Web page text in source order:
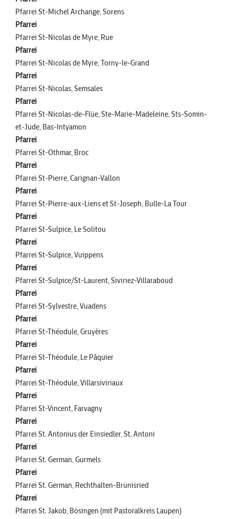
Pfarrei St-Michel Archange, Sorens
Pfarrei
Pfarrei St-Nicolas de Myre, Rue
Pfarrei
Pfarrei St-Nicolas de Myre, Torny-le-Grand
Pfarrei
Pfarrei St-Nicolas, Semsales
Pfarrei
Pfarrei St-Nicolas-de-Flüe, Ste-Marie-Madeleine, Sts-Somin-
et-Jude, Bas-Intyamon
Pfarrei
Pfarrei St-Othmar, Broc
Pfarrei
Pfarrei St-Pierre, Carignan-Vallon
Pfarrei
Pfarrei St-Pierre-aux-Liens et St-Joseph, Bulle-La Tour
Pfarrei
Pfarrei St-Sulpice, Le Solitou
Pfarrei
Pfarrei St-Sulpice, Vuippens
Pfarrei
Pfarrei St-Sulpice/St-Laurent, Siviriez-Villaraboud
Pfarrei
Pfarrei St-Sylvestre, Vuadens
Pfarrei
Pfarrei St-Théodule, Gruyères
Pfarrei
Pfarrei St-Théodule, Le Pâquier
Pfarrei
Pfarrei St-Théodule, Villarsiviriaux
Pfarrei
Pfarrei St-Vincent, Farvagny
Pfarrei
Pfarrei St. Antonius der Einsiedler, St. Antoni
Pfarrei
Pfarrei St. German, Gurmels
Pfarrei
Pfarrei St. German, Rechthalten-Brünisried
Pfarrei
Pfarrei St. Jakob, Bösingen (mit Pastoralkreis Laupen)